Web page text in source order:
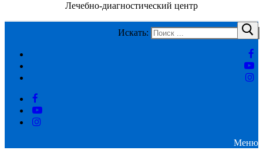
Лечебно-диагностический центр
Искать:
Меню